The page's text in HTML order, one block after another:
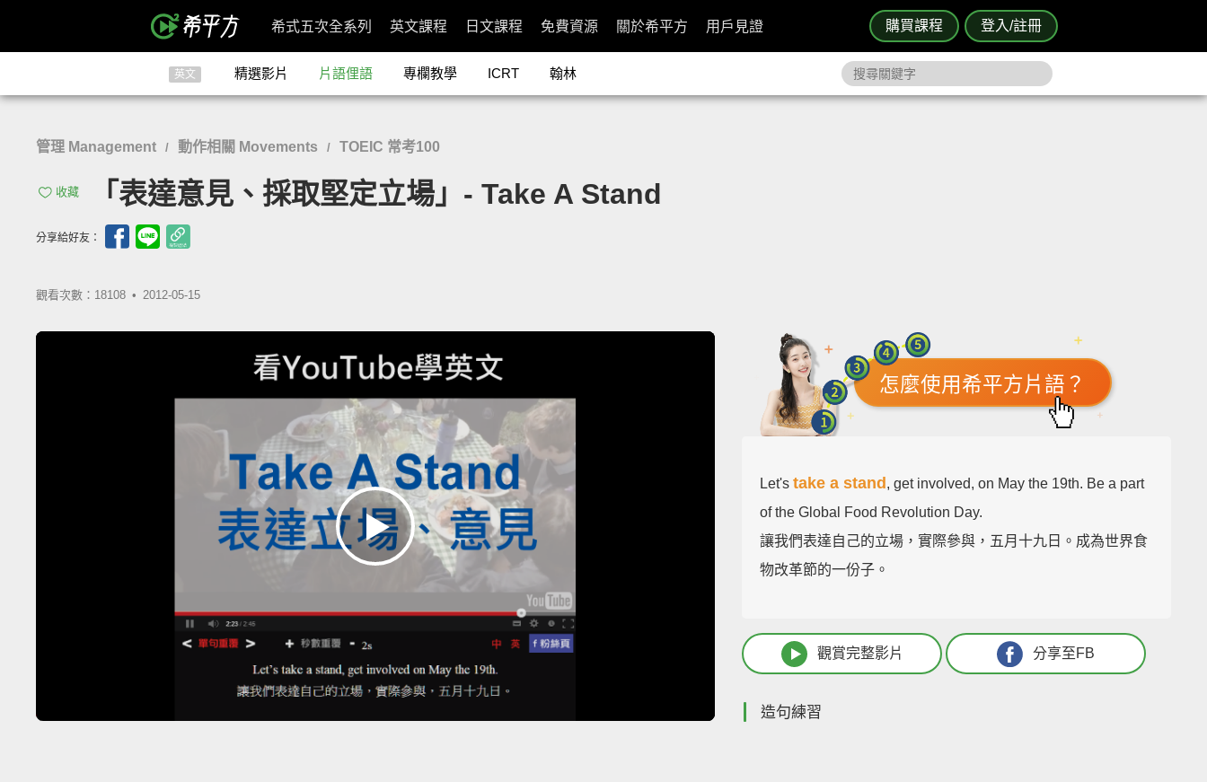
購買課程 登入/註冊
希式五次全系列 英文課程 日文課程 免費資源 關於希平方 用戶見證
英文 精選影片 片語俚語 專欄教學 ICRT 翰林
管理 Management / 動作相關 Movements / TOEIC 常考100
收藏 「表達意見、採取堅定立場」- Take A Stand
分享給好友：
觀看次數：18108 • 2012-05-15
怎麼使用希平方片語？
Let'stake a stand, get involved, on May the 19th. Be a part
of the Global Food Revolution Day.
讓我們表達自己的立場，實際參與，五月十九日。成為世界食
物改革節的一份子。
觀賞完整影片 分享至FB
造句練習